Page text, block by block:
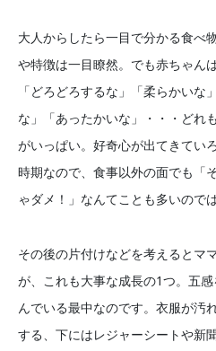
大人からしたら一目で分かる食べ
や特徴は一目瞭然。でも赤ちゃん
「どろどろするな」「柔らかいな
な」「あったかいな」・・・どれ
がいっぱい。好奇心が出てきてい
時期なので、食事以外の面でも「
ゃダメ！」なんてことも多いので
その後の片付けなどを考えるとマ
が、これも大事な成長の1つ。五
んでいる最中なのです。衣服が汚
する、下にはレジャーシートや新